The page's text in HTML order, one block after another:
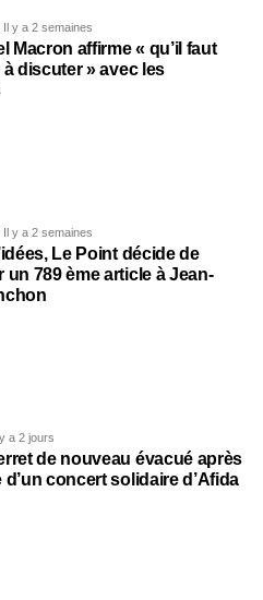
Il y a 2 semaines
Macron affirme « qu’il faut
discuter » avec les
Il y a 2 semaines
Le Point décide de
un 789 ème article à Jean-
a 2 jours
de nouveau évacué après
d’un concert solidaire d’Afida